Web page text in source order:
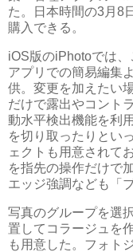
た。日本時間の3月8
購入できる。
iOS版のiPhotoでは
アプリでの簡易編集
供。変更を加えたい
だけで露出やコント
動水平検出機能を利
を切り取ったりとい
ェクトも用意されて
を指先の操作だけで
エッジ強調なども「
写真のグループを選
置してコラージュを
も用意した。フォト